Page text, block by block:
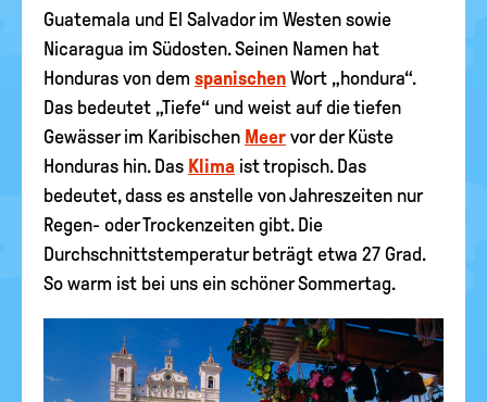
Guatemala und El Salvador im Westen sowie
Nicaragua im Südosten. Seinen Namen hat
Honduras von dem spanischen Wort „hondura“.
Das bedeutet „Tiefe“ und weist auf die tiefen
Gewässer im Karibischen Meer vor der Küste
Honduras hin. Das Klima ist tropisch. Das
bedeutet, dass es anstelle von Jahreszeiten nur
Regen- oder Trockenzeiten gibt. Die
Durchschnittstemperatur beträgt etwa 27 Grad.
So warm ist bei uns ein schöner Sommertag.